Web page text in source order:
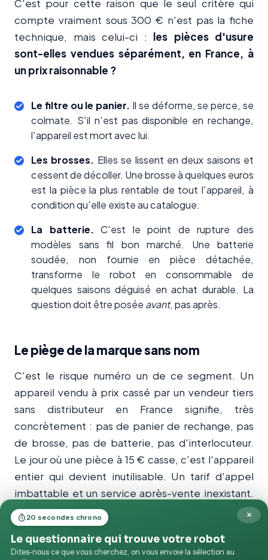
C'est pour cette raison que le seul critère qui
compte vraiment sous 300 € n'est pas la fiche
technique, mais celui-ci : les pièces d'usure
sont-elles vendues séparément, en France, à
un prix raisonnable ?
Le filtre ou le panier. Il se déforme, se perce, se
colmate. S'il n'est pas disponible en rechange,
l'appareil est mort avec lui.
Les brosses. Elles se lissent en deux saisons et
cessent de décoller. Une brosse à quelques euros
est la pièce la plus rentable de tout l'appareil, à
condition qu'elle existe au catalogue.
La batterie. C'est le point de rupture des
modèles sans fil bon marché. Une batterie
soudée, non fournie en pièce détachée,
transforme le robot en consommable de
quelques saisons déguisé en achat durable. La
question doit être posée avant, pas après.
Le piège de la marque sans nom
C'est le risque numéro un de ce segment. Un
appareil vendu à prix cassé par un vendeur tiers
sans distributeur en France signifie, très
concrètement : pas de panier de rechange, pas
de brosse, pas de batterie, pas d'interlocuteur.
Le jour où une pièce à 15 € casse, c'est l'appareil
entier qui devient inutilisable. Un tarif d'appel
imbattable et un service après-vente inexistant,
ce n'est pas une bonne affaire : c'est un achat à
refaire.
×
20 secondes chrono
Le questionnaire qui trouve votre robot
Dites-nous ce que vous cherchez, on vous envoie la sélection au